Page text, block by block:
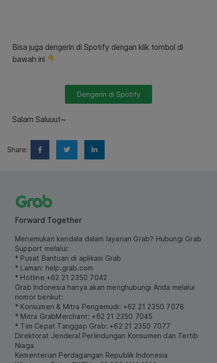
Bisa juga dengerin di Spotify dengan klik tombol di
bawah ini
Dengerin di Spotify
Salam Saluuut~
Share:
Forward Together
Menemukan kendala dalam layanan Grab? Hubungi Grab
Support melalui:
* Pusat Bantuan di aplikasi Grab
* Laman: help.grab.com
* Hotline +62 21 2350 7042
Grab Indonesia hanya akan menghubungi Anda melalui
nomor berikut:
* Konsumen & Mitra Pengemudi: +62 21 2350 7078
* Mitra GrabMerchant: +62 21 2350 7045
* Tim Cepat Tanggap Grab: +62 21 2350 7077
Direktorat Jenderal Perlindungan Konsumen dan Tertib
Niaga
Kementerian Perdagangan Republik Indonesia